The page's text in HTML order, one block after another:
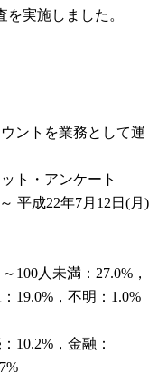
実施しました。
ントを業務として運
ト・アンケート
平成22年7月12日(月)
人未満：27.0%，
19.0%，不明：1.0%
10.2%，金融：